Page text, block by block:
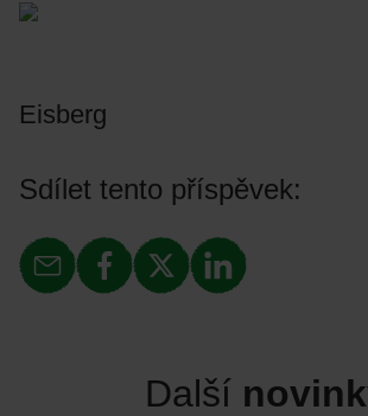
Eisberg
Sdílet tento příspěvek:
Další